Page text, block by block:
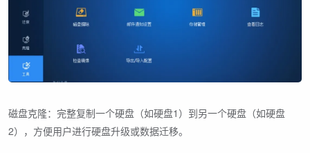
磁盘克隆：完整复制一个硬盘（如硬盘1）到另一个硬盘（如硬盘
2），方便用户进行硬盘升级或数据迁移。